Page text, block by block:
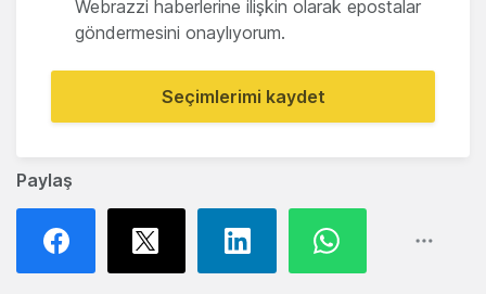
Paylaş
Webrazzi haberlerine ilişkin olarak epostalar
göndermesini onaylıyorum.
Seçimlerimi kaydet